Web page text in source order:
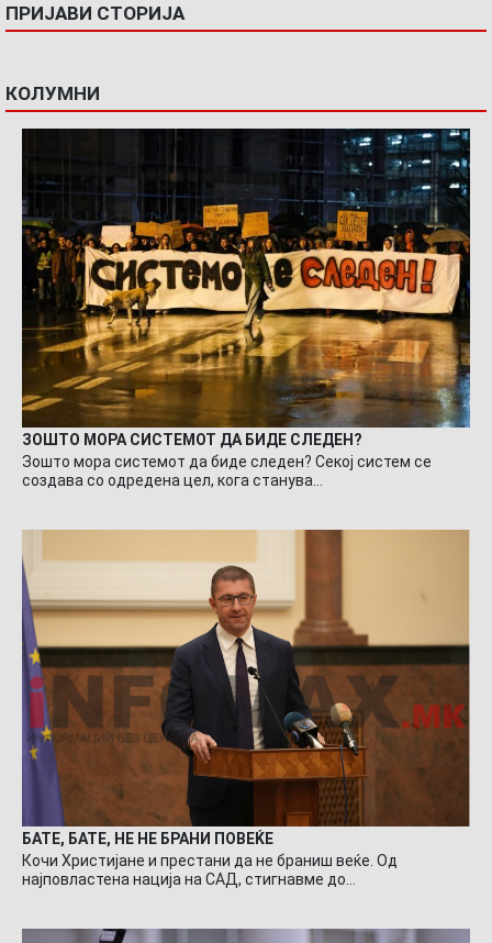
ПРИЈАВИ СТОРИЈА
КОЛУМНИ
ЗОШТО МОРА СИСТЕМОТ ДА БИДЕ СЛЕДЕН?
Зошто мора системот да биде следен? Секој систем се
создава со одредена цел, кога станува…
БАТЕ, БАТЕ, НЕ НЕ БРАНИ ПОВЕЌЕ
Кочи Христијане и престани да не браниш веќе. Од
најповластена нација на САД, стигнавме до…